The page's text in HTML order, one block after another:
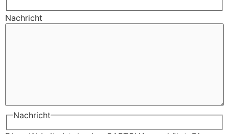
Nachricht
Nachricht